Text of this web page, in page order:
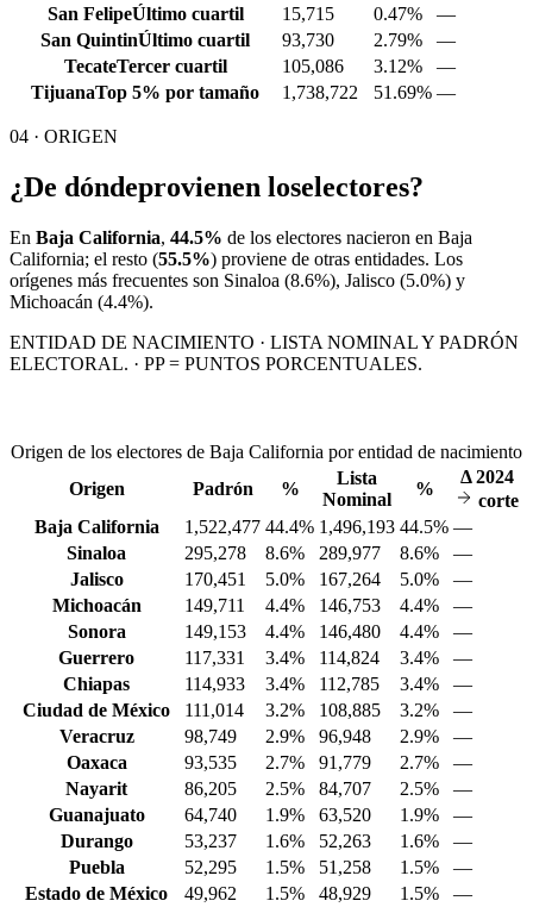
San FelipeÚltimo cuartil 15,715 0.47%
—
San QuintinÚltimo cuartil 93,730 2.79%
—
TecateTercer cuartil 105,086 3.12%
—
TijuanaTop 5% por tamaño 1,738,722 51.69% —
04 · ORIGEN
¿De dóndeprovienen loselectores?
En Baja California, 44.5% de los electores nacieron en Baja
California; el resto (55.5%) proviene de otras entidades. Los
orígenes más frecuentes son Sinaloa (8.6%), Jalisco (5.0%) y
Michoacán (4.4%).
ENTIDAD DE NACIMIENTO · LISTA NOMINAL Y PADRÓN
ELECTORAL. · PP = PUNTOS PORCENTUALES.
Origen de los electores de Baja California por entidad de nacimiento
Origen
Padrón %
Lista
Nominal
%
Δ2024
corte
Baja California
1,522,477 44.4% 1,496,193 44.5% —
Sinaloa
295,278 8.6% 289,977 8.6%
—
Jalisco
170,451 5.0% 167,264 5.0%
—
Michoacán
149,711 4.4% 146,753 4.4%
—
Sonora
149,153 4.4% 146,480 4.4%
—
Guerrero
117,331 3.4% 114,824 3.4%
—
Chiapas
114,933 3.4% 112,785 3.4%
—
Ciudad de México
111,014 3.2% 108,885 3.2%
—
Veracruz
98,749 2.9% 96,948 2.9%
—
Oaxaca
93,535 2.7% 91,779 2.7%
—
Nayarit
86,205 2.5% 84,707 2.5%
—
Guanajuato
64,740 1.9% 63,520 1.9%
—
Durango
53,237 1.6% 52,263 1.6%
—
Puebla
52,295 1.5% 51,258 1.5%
—
Estado de México
49,962 1.5% 48,929 1.5%
—